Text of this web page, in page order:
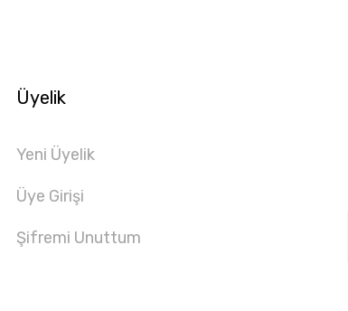
Üyelik
Yeni Üyelik
Üye Girişi
Şifremi Unuttum